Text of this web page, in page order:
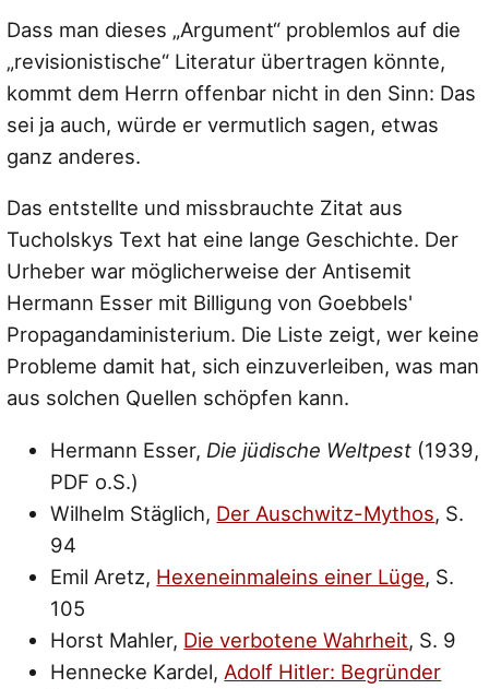
Dass man dieses „Argument“ problemlos auf die
„revisionistische“ Literatur übertragen könnte,
kommt dem Herrn offenbar nicht in den Sinn: Das
sei ja auch, würde er vermutlich sagen, etwas
ganz anderes.
Das entstellte und missbrauchte Zitat aus
Tucholskys Text hat eine lange Geschichte. Der
Urheber war möglicherweise der Antisemit
Hermann Esser mit Billigung von Goebbels'
Propagandaministerium. Die Liste zeigt, wer keine
Probleme damit hat, sich einzuverleiben, was man
aus solchen Quellen schöpfen kann.
Hermann Esser, Die jüdische Weltpest (1939,
PDF o.S.)
Wilhelm Stäglich, Der Auschwitz-Mythos, S.
94
Emil Aretz, Hexeneinmaleins einer Lüge, S.
105
Horst Mahler, Die verbotene Wahrheit, S. 9
Hennecke Kardel, Adolf Hitler: Begründer